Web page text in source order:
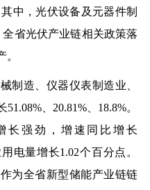
中，光伏设备及元器件制
省光伏产业链相关政策落
造、仪器仪表制造业、
、20.81%、18.8%。
长强劲，增速同比增长
电量增长1.02个百分点。
为全省新型储能产业链链